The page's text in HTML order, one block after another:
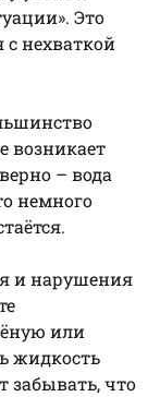
Это
нехваткой
возникает
– вода
немного
и нарушения
или
жидкость
забывать, что